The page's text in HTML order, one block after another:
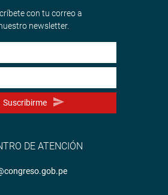
con tu correo a
newsletter.
Suscribirme
DE ATENCIÓN